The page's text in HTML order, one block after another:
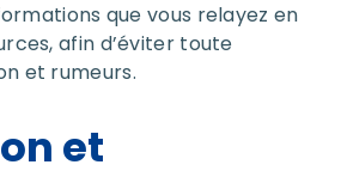
que vous relayez en
afin d’éviter toute
et rumeurs.
et